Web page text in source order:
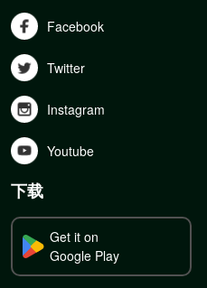
Facebook
Twitter
Instagram
Youtube
下载
Get it on
Google Play